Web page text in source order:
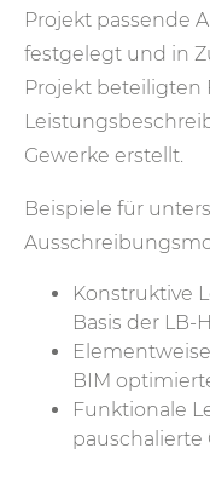
Projekt passende
festgelegt und in
Projekt beteiligten
Gewerke erstellt.
Beispiele für
Konstruktive
Basis der LB-H
BIM
Funktionale
pauschalierte